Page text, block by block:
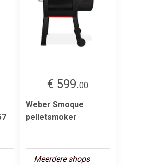
€ 599.00
Weber Smoque
pelletsmoker
Meerdere shops